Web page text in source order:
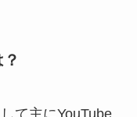
て主にYouTube